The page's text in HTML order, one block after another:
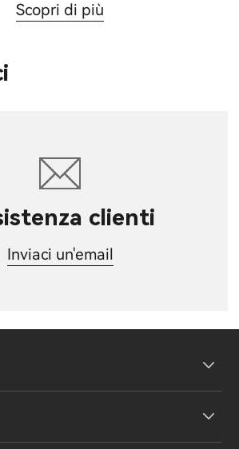
Scopri di più
clienti
Inviaci un'email